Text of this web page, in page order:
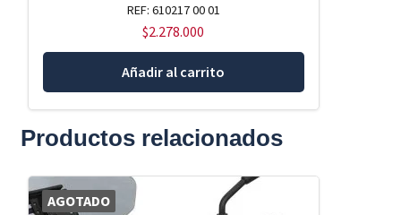
REF: 610217 00 01
$2.278.000
Añadir al carrito
Productos relacionados
AGOTADO